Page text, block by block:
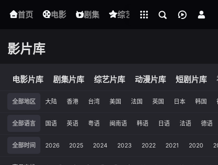
首页 电影 剧集 综艺 动漫 短剧
下载客户端
影片库
电影片库 剧集片库 综艺片库 动漫片库 短剧片库
全部地区 大陆 香港 台湾 美国 法国 英国 日本 韩国
全部语言 国语 英语 粤语 闽南语 韩语 日语 法语 德语
全部时间 2026 2025 2024 2023 2022 2021 2020